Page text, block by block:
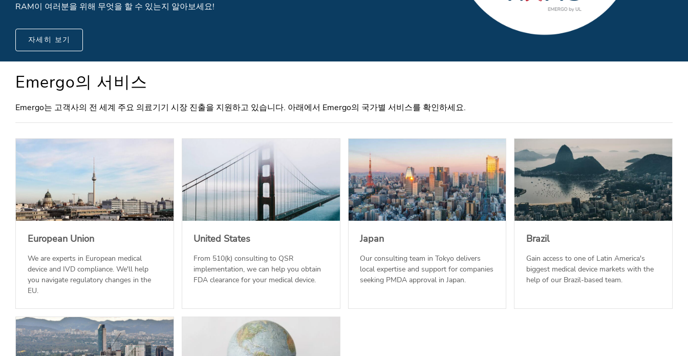
RAM이 여러분을 위해 무엇을 할 수 있는지 알아보세요!
자세히 보기
Emergo의 서비스
Emergo는 고객사의 전 세계 주요 의료기기 시장 진출을 지원하고 있습니다. 아래에서 Emergo의 국가별 서비스를 확인하세요.
European Union
We are experts in European medical
device and IVD compliance. We'll help
you navigate regulatory changes in the
EU.
United States
From 510(k) consulting to QSR
implementation, we can help you obtain
FDA clearance for your medical device.
Japan
Our consulting team in Tokyo delivers
local expertise and support for companies
seeking PMDA approval in Japan.
Brazil
Gain access to one of Latin America's
biggest medical device markets with the
help of our Brazil-based team.